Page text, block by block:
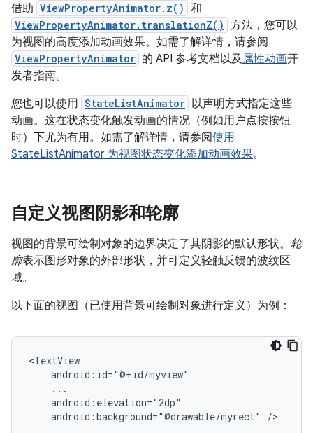
借助 ViewPropertyAnimator.z() 和
ViewPropertyAnimator.translationZ() 方法，您可以
为视图的高度添加动画效果。如需了解详情，请参阅
ViewPropertyAnimator 的 API 参考文档以及 属性动画开
发者指南。
您也可以使用 StateListAnimator 以声明方式指定这些
动画。这在状态变化触发动画的情况（例如用户点按按钮
时）下尤为有用。如需了解详情，请参阅使用
StateListAnimator 为视图状态变化添加动画效果。
自定义视图阴影和轮廓
视图的背景可绘制对象的边界决定了其阴影的默认形状。 轮
廓表示图形对象的外部形状，并可定义轻触反馈的波纹区
域。
以下面的视图（已使用背景可绘制对象进行定义）为例：
android:background="@drawable/myrect"
/>